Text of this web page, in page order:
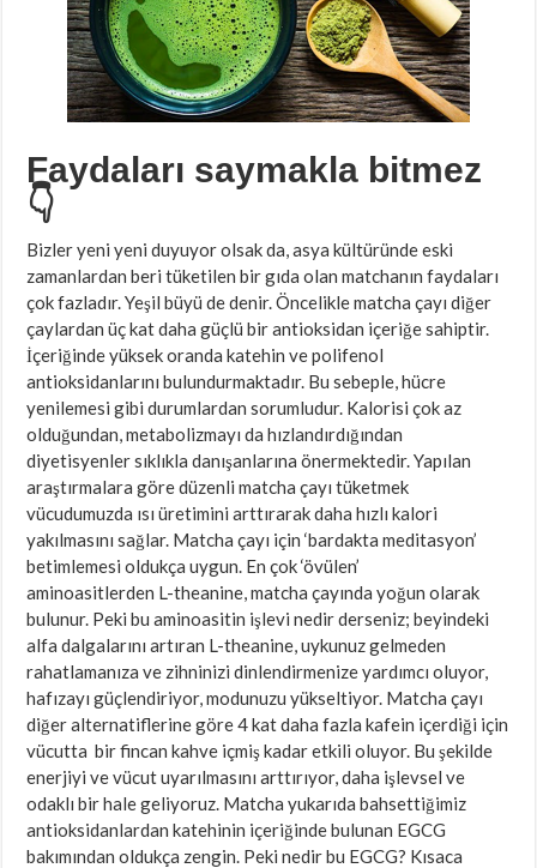
Faydaları saymakla bitmez
👇
Bizler yeni yeni duyuyor olsak da, asya kültüründe eski
zamanlardan beri tüketilen bir gıda olan matchanın faydaları
çok fazladır. Yeşil büyü de denir. Öncelikle matcha çayı diğer
çaylardan üç kat daha güçlü bir antioksidan içeriğe sahiptir.
İçeriğinde yüksek oranda katehin ve polifenol
antioksidanlarını bulundurmaktadır. Bu sebeple, hücre
yenilemesi gibi durumlardan sorumludur. Kalorisi çok az
olduğundan, metabolizmayı da hızlandırdığından
diyetisyenler sıklıkla danışanlarına önermektedir. Yapılan
araştırmalara göre düzenli matcha çayı tüketmek
vücudumuzda ısı üretimini arttırarak daha hızlı kalori
yakılmasını sağlar. Matcha çayı için ‘bardakta meditasyon’
betimlemesi oldukça uygun. En çok ‘övülen’
aminoasitlerden L-theanine, matcha çayında yoğun olarak
bulunur. Peki bu aminoasitin işlevi nedir derseniz; beyindeki
alfa dalgalarını artıran L-theanine, uykunuz gelmeden
rahatlamanıza ve zihninizi dinlendirmenize yardımcı oluyor,
hafızayı güçlendiriyor, modunuzu yükseltiyor. Matcha çayı
diğer alternatiflerine göre 4 kat daha fazla kafein içerdiği için
vücutta bir fincan kahve içmiş kadar etkili oluyor. Bu şekilde
enerjiyi ve vücut uyarılmasını arttırıyor, daha işlevsel ve
odaklı bir hale geliyoruz. Matcha yukarıda bahsettiğimiz
antioksidanlardan katehinin içeriğinde bulunan EGCG
bakımından oldukça zengin. Peki nedir bu EGCG? Kısaca